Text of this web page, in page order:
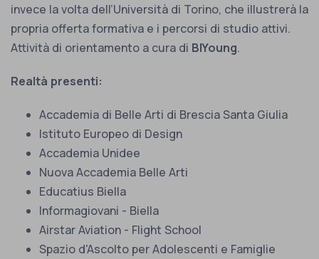
invece la volta dell’Università di Torino, che illustrerà la
propria offerta formativa e i percorsi di studio attivi.
Attività di orientamento a cura di BIYoung.
Realtà presenti:
Accademia di Belle Arti di Brescia Santa Giulia
Istituto Europeo di Design
Accademia Unidee
Nuova Accademia Belle Arti
Educatius Biella
Informagiovani - Biella
Airstar Aviation - Flight School
Spazio d'Ascolto per Adolescenti e Famiglie